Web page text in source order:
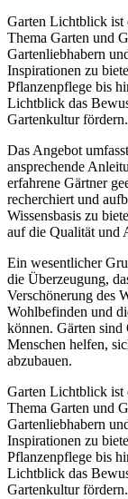
Garten Lichtblick ist
Thema Garten und
Gartenliebhabern
Inspirationen zu
Pflanzenpflege bis
Lichtblick das
Gartenkultur fördern.
Das Angebot
ansprechende
erfahrene Gärtner
recherchiert und
Wissensbasis zu
auf die Qualität und
Ein wesentlicher
die Überzeugung,
Verschönerung des
Wohlbefinden und
können. Gärten sind
Menschen helfen,
abzubauen.
Garten Lichtblick ist
Thema Garten und
Gartenliebhabern
Inspirationen zu
Pflanzenpflege bis
Lichtblick das
Gartenkultur fördern.